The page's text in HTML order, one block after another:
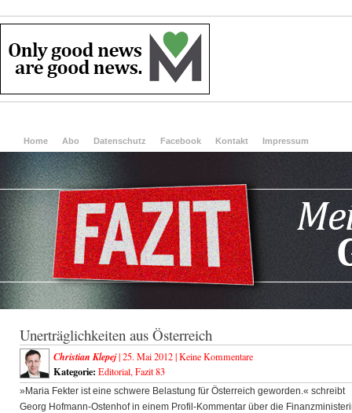
Home Abo Datenschutz Facebook Kontakt Impressum
Unerträglichkeiten aus Österreich
Christian Klepej| 25. Mai 2012 |Keine Kommentare
Kategorie: Editorial, Fazit 83
»Maria Fekter ist eine schwere Belastung für Österreich geworden.« schreibt
Georg Hofmann-Ostenhof in einem Profil-Kommentar über die